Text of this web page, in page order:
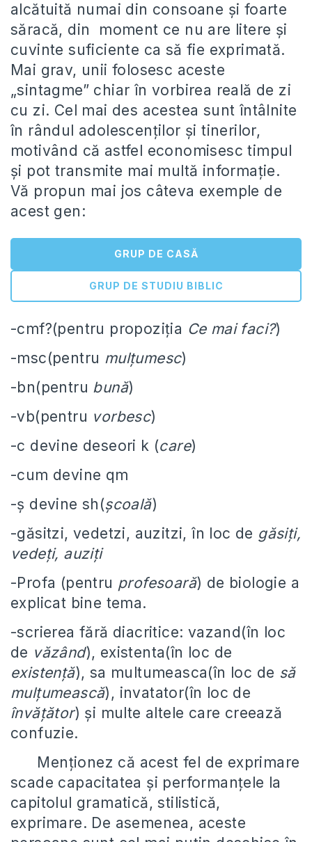
alcătuită numai din consoane și foarte
săracă, din moment ce nu are litere și
cuvinte suficiente ca să fie exprimată.
Mai grav, unii folosesc aceste
„sintagme” chiar în vorbirea reală de zi
cu zi. Cel mai des acestea sunt întâlnite
în rândul adolescenților și tinerilor,
motivând că astfel economisesc timpul
și pot transmite mai multă informație.
Vă propun mai jos câteva exemple de
acest gen:
GRUP DE CASĂ
GRUP DE STUDIU BIBLIC
-cmf?(pentru propoziția Ce mai faci?)
-msc(pentru mulțumesc)
-bn(pentru bună)
-vb(pentru vorbesc)
-c devine deseori k (care)
-cum devine qm
-ș devine sh(școală)
-găsitzi, vedetzi, auzitzi, în loc de găsiți,
vedeți, auziți
-Profa (pentru profesoară) de biologie a
explicat bine tema.
-scrierea fără diacritice: vazand(în loc
de văzând), existenta(în loc de
existență), sa multumeasca(în loc de să
mulțumească), invatator(în loc de
învățător) și multe altele care creează
confuzie.
Menționez că acest fel de exprimare
scade capacitatea și performanțele la
capitolul gramatică, stilistică,
exprimare. De asemenea, aceste